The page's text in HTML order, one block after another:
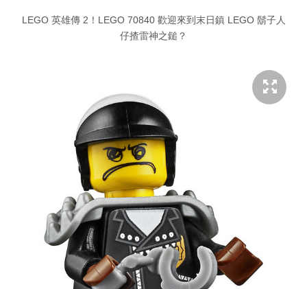
LEGO 英雄傳 2！LEGO 70840 歡迎來到末日鎮 LEGO 鬍子人
仔揸雷神之鎚？